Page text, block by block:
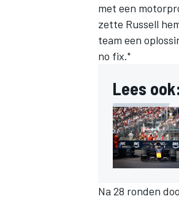
met een
zette Russell
team een
no fix."
Lees ook:
Na 28 ronden